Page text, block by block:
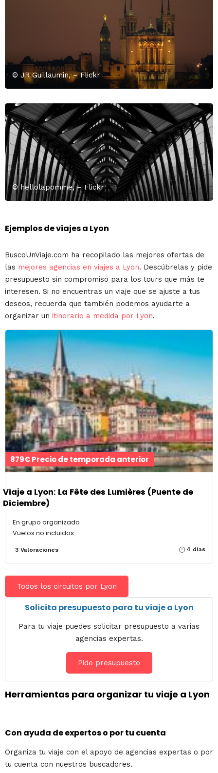
© JR Guillaumin, – Flickr
© hellolapomme, – Flickr
Ejemplos de viajes a Lyon
BuscoUnViaje.com ha recopilado las mejores ofertas de
las mejores agencias en viajes a Lyon. Descúbrelas y pide
presupuesto sin compromiso para los tours que más te
interesen. Si no encuentras un viaje que se ajuste a tus
deseos, recuerda que también podemos ayudarte a
organizar un itinerario a medida por Lyon.
879€ Precio de temporada anterior
Viaje a Lyon: La Fête des Lumières (Puente de
Diciembre)
En grupo organizado
Vuelos no incluidos
3 Valoraciones 4 días
Todos los circuitos por Lyon
Solicita presupuesto para tu viaje a Lyon
Para tu viaje puedes solicitar presupuesto a varias
agencias expertas.
Pide presupuesto
Herramientas para organizar tu viaje a Lyon
Con ayuda de expertos o por tu cuenta
Organiza tu viaje con el apoyo de agencias expertas o por
tu cuenta con nuestros buscadores.